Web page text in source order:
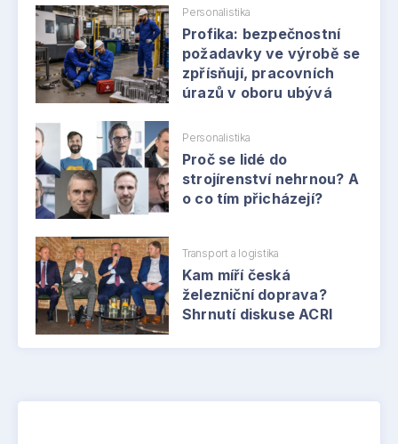
Personalistika
Profika: bezpečnostní
požadavky ve výrobě se
zpřísňují, pracovních
úrazů v oboru ubývá
Personalistika
Proč se lidé do
strojírenství nehrnou? A
o co tím přicházejí?
Transport a logistika
Kam míří česká
železniční doprava?
Shrnutí diskuse ACRI